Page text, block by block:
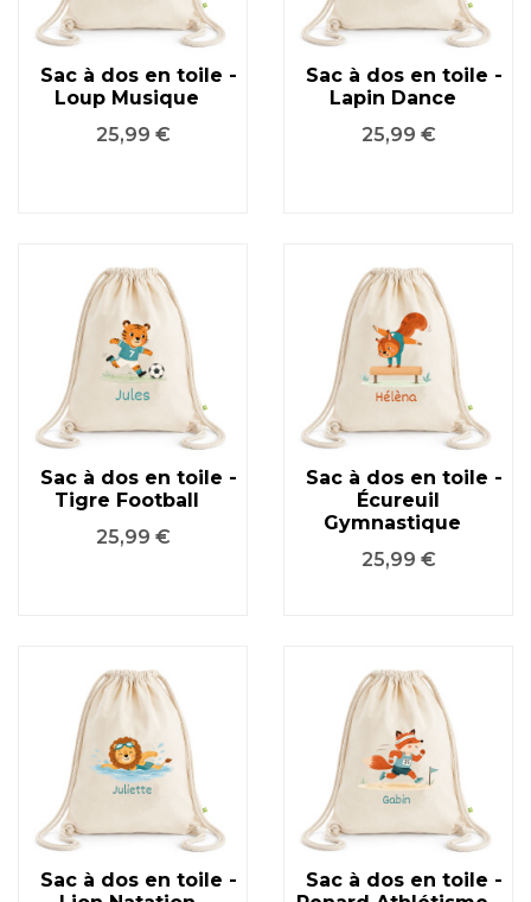
Sac à dos en toile -
Loup Musique
Prix
25,99 €
Sac à dos en toile -
Lapin Dance
Prix
25,99 €
Sac à dos en toile -
Tigre Football
Prix
25,99 €
Sac à dos en toile -
Écureuil
Gymnastique
Prix
25,99 €
Sac à dos en toile -
Sac à dos en toile -